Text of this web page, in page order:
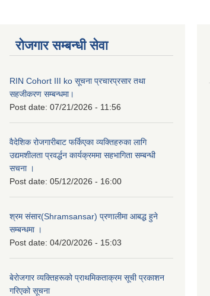
रोजगार सम्बन्धी सेवा
RIN Cohort III ko सूचना प्रचारप्रसार तथा
सहजीकरण सम्बन्धमा।
Post date: 07/21/2026 - 11:56
वैदेशिक रोजगारीबाट फर्किएका व्यक्तिहरुका लागि
उद्यमशीलता प्रवर्द्धन कार्यक्रममा सहभागिता सम्बन्धी
सचना ।
Post date: 05/12/2026 - 16:00
श्रम संसार(Shramsansar) प्रणालीमा आबद्ध हुने
सम्बन्धमा ।
Post date: 04/20/2026 - 15:03
बेरोजगार व्यक्तिहरूको प्राथमिकताक्रम सूची प्रकाशन
गरिएको सूचना